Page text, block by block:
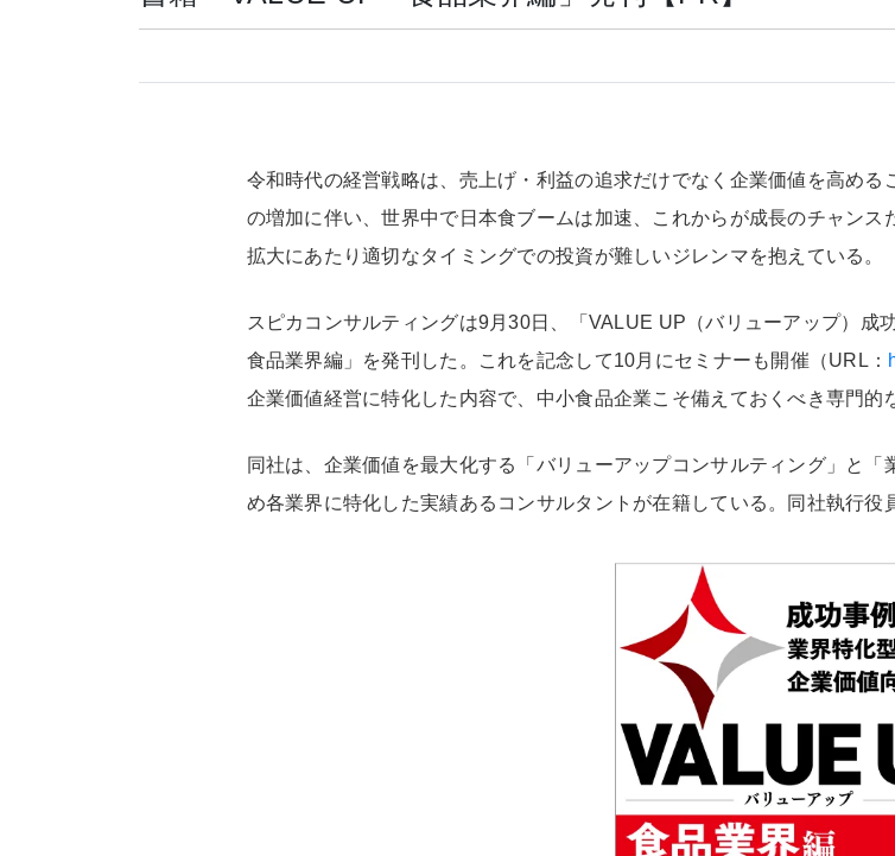
令和時代の経営戦略は、売上げ・利益の追求だけでなく企業価値を高める
の増加に伴い、世界中で日本食ブームは加速、これからが成長のチャンス
拡大にあたり適切なタイミングでの投資が難しいジレンマを抱えている。
スピカコンサルティングは9月30日、「VALUE UP（バリューアップ）
食品業界編」を発刊した。これを記念して10月にセミナーも開催（URL：
企業価値経営に特化した内容で、中小食品企業こそ備えておくべき専門的
同社は、企業価値を最大化する「バリューアップコンサルティング」と
め各業界に特化した実績あるコンサルタントが在籍している。同社執行役